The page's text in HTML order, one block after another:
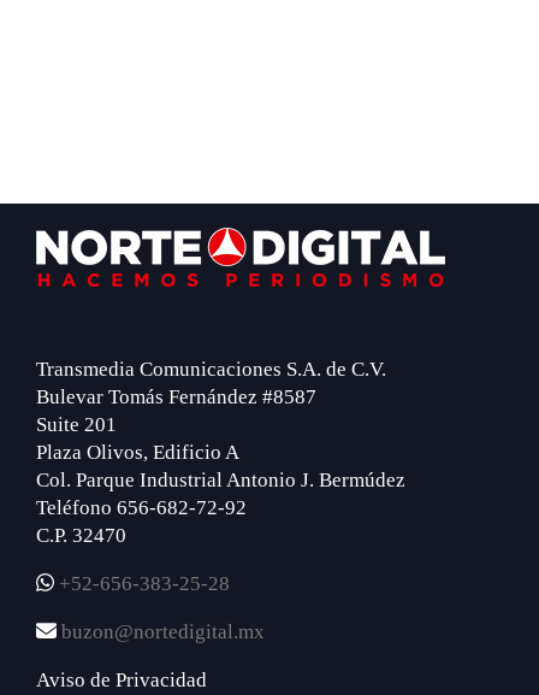
Footer
Transmedia Comunicaciones S.A. de C.V.
Bulevar Tomás Fernández #8587
Suite 201
Plaza Olivos, Edificio A
Col. Parque Industrial Antonio J. Bermúdez
Teléfono 656-682-72-92
C.P. 32470
+52-656-383-25-28
buzon@nortedigital.mx
Aviso de Privacidad